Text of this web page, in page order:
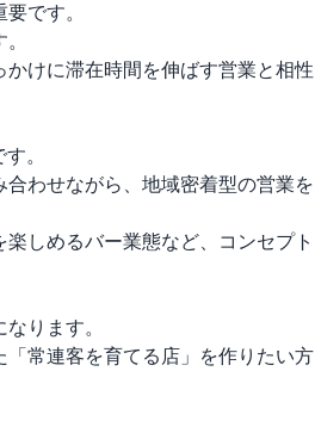
です。
けに滞在時間を伸ばす営業と相性
。
わせながら、地域密着型の営業を
しめるバー業態など、コンセプト
ります。
常連客を育てる店」を作りたい方